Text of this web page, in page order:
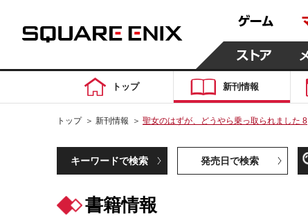
トップ 新刊情報
トップ ＞ 新刊情報 ＞ 聖女のはずが、どうやら乗っ取られました 8
キーワードで検索 発売日で検索
書籍情報